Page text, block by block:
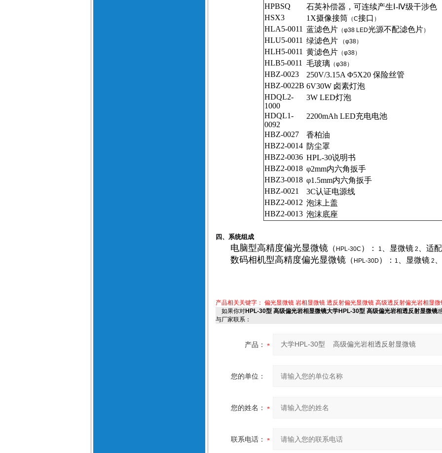
HPBSQ
石英补偿器 ，可连续产生Ⅰ - Ⅳ级干涉色
HSX3
1X摄像接筒 （C接口 ）
HLA5-0011 蓝滤色片 （φ38 LED光源不配滤色片）
HLU5-0011 绿滤色片 （φ38）
HLH5-0011 黄滤色片 （φ38）
HLB5-0011 毛玻璃 （φ38）
HBZ-0023 250V/3.15A Φ5X20 保险丝管
HBZ-0022B 6V30W 卤素灯泡
HDQL2-
1000
3W LED灯泡
HDQL1-
0092
2200mAh LED充电电池
HBZ-0027
香柏油
HBZ2-0014 防尘罩
HBZ2-0036 HPL-30说明书
HBZ2-0018 φ2mm内六角扳手
HBZ3-0018 φ1.5mm内六角扳手
HBZ-0021
3C认证电源线
HBZ2-0012 泡沫上盖
HBZ2-0013 泡沫底座
四、系统组成
电脑型高精度偏光显微镜 （ HPL-30C ）： 1 、显微镜 2 、适
数码相机型高精度偏光显微镜 （ HPL-30D ）： 1 、显微镜 2
产品相关关键字： 偏光显微镜 岩相显微镜 透反射偏光显微镜 高级透反射偏光岩相显微
如果你对HPL-30型 高级偏光岩相显微镜大学HPL-30型 高级偏光岩相透反射显微镜
与厂家联系：
产品：
您的单位：
您的姓名：
联系电话：